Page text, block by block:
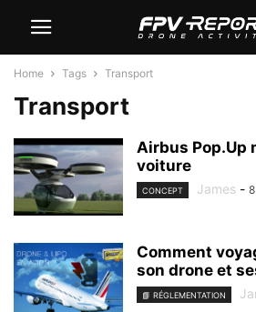
Home Tags Transport
Transport
Airbus Pop.Up
voiture
CONCEPT James -
Comment
son drone et
📘 RÉGLEMENTATION